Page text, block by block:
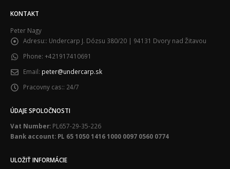
KONTAKT
Peter Nagy
Adresu:: Undercarp J. Dózsu 380/20 | 94131 Dvory nad Žitavou
Phone: +421917410691
Email: peter@undercarp.sk
Pracovny cas:: 24/7
ÚDAJE SPOLOČNOSTI
Vat Number: PL657-29-35-226
Bank account: PL 65 1050 1416 1000 0097 0560 0774
ULOŽIŤ INFORMÁCIE